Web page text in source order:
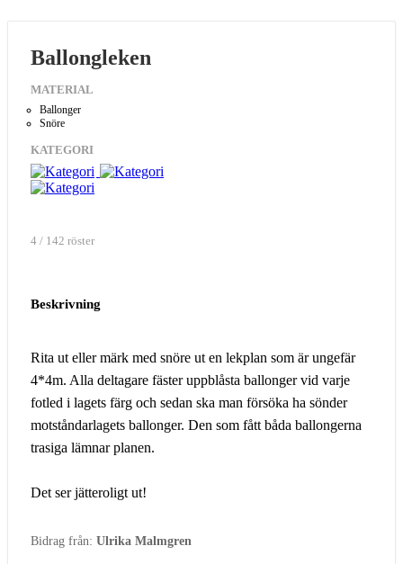
Ballongleken
MATERIAL
Ballonger
Snöre
KATEGORI
4 / 142 röster
Beskrivning
Rita ut eller märk med snöre ut en lekplan som är ungefär
4*4m. Alla deltagare fäster uppblåsta ballonger vid varje
fotled i lagets färg och sedan ska man försöka ha sönder
motståndarlagets ballonger. Den som fått båda ballongerna
trasiga lämnar planen.
Det ser jätteroligt ut!
Bidrag från: Ulrika Malmgren